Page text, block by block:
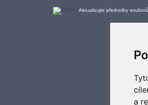
a
Aktualizujte předvolby